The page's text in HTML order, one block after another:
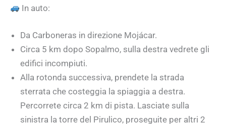
In auto:
Da Carboneras in direzione Mojácar.
Circa 5 km dopo Sopalmo, sulla destra vedrete gli
edifici incompiuti.
Alla rotonda successiva, prendete la strada
sterrata che costeggia la spiaggia a destra.
Percorrete circa 2 km di pista. Lasciate sulla
sinistra la torre del Pirulico, proseguite per altri 2